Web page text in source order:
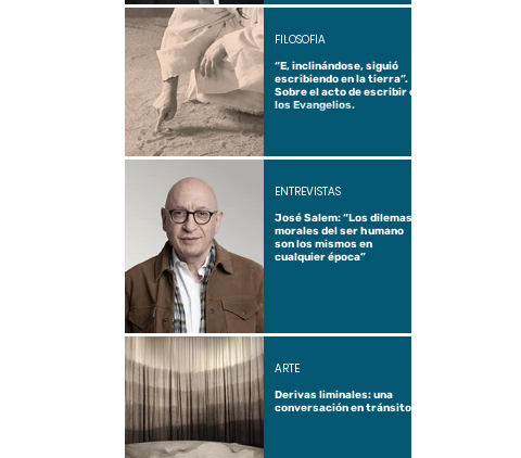
“E, inclinándose, siguió
escribiendo en la tierra”.
Sobre el acto de escribir en
los Evangelios.
FILOSOFÍA
José Salem: “Los dilemas
morales del ser humano
son los mismos en
cualquier época”
ENTREVISTAS
Derivas liminales: una
conversación en tránsito
ARTE